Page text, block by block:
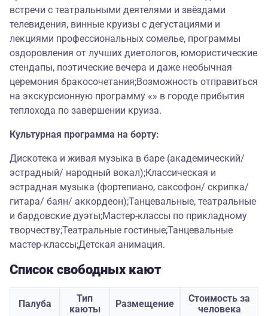
встречи с театральными деятелями и звёздами
телевидения, винные круизы с дегустациями и
лекциями профессиональных сомелье, программы
оздоровления от лучших диетологов, юмористические
стендапы, поэтические вечера и даже необычная
церемония бракосочетания;Возможность отправиться
на экскурсионную программу «» в городе прибытия
теплохода по завершении круиза.
Культурная программа на борту:
Дискотека и живая музыка в баре (академический/
эстрадный/ народный вокал);Классическая и
эстрадная музыка (фортепиано, саксофон/ скрипка/
гитара/ баян/ аккордеон);Танцевальные, театральные
и бардовские дуэты;Мастер-классы по прикладному
творчеству;Театральные гостиные;Танцевальные
мастер-классы;Детская анимация.
Список свободных кают
Палуба
Тип
каюты
Размещение
Стоимость за
человека